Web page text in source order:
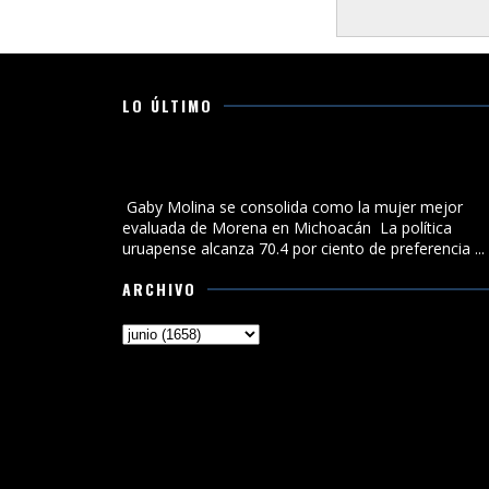
LO ÚLTIMO
Gaby Molina se consolida como la mujer mejor
evaluada de Morena en Michoacán La política
uruapense alcanza 70.4 por ciento de preferencia ...
ARCHIVO